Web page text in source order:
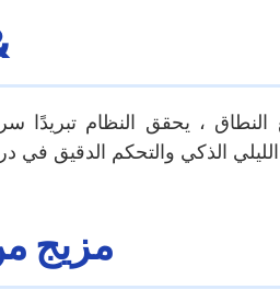
كفاءة
، يحقق النظام تبريدًا
مزيج